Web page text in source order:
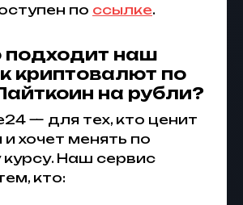
по ссылке.
подходит наш
криптовалют по
на рубли?
— для тех, кто ценит
хочет менять по
Наш сервис
кто: